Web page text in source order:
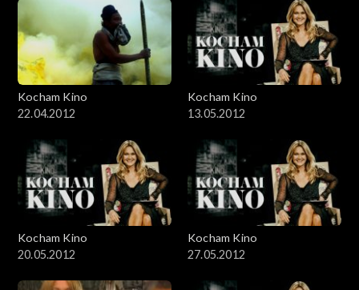
Kocham Kino
22.04.2012
Kocham Kino
13.05.2012
Kocham Kino
20.05.2012
Kocham Kino
27.05.2012